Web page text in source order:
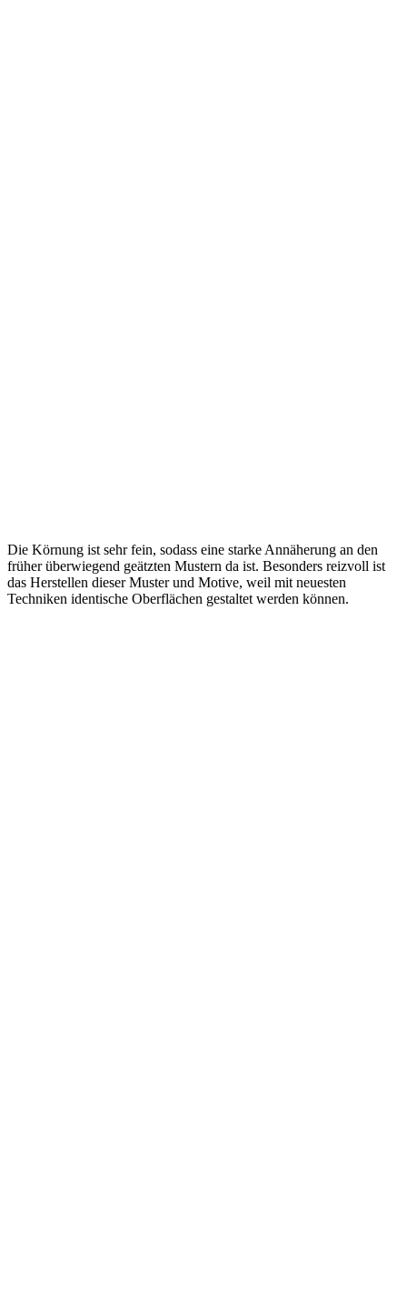
Die Körnung ist sehr fein, sodass eine starke Annäherung an den
früher überwiegend geätzten Mustern da ist. Besonders reizvoll ist
das Herstellen dieser Muster und Motive, weil mit neuesten
Techniken identische Oberflächen gestaltet werden können.